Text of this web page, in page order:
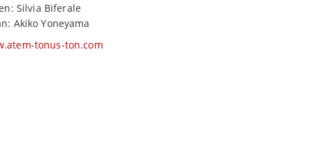
Silvia Biferale
Akiko Yoneyama
tonus-ton.com